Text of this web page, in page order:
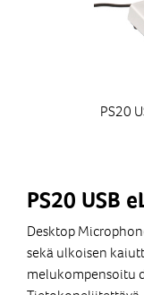
PS20
PS20 USB
Desktop
sekä ulkoisen
melukompensoitu